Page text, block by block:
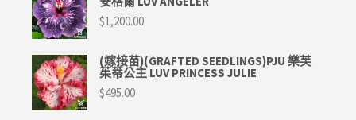
$1,200.00
(嫁接苗)(GRAFTED SEEDLINGS)PJU 樂芙
茱蒂公主 LUV PRINCESS JULIE
$495.00